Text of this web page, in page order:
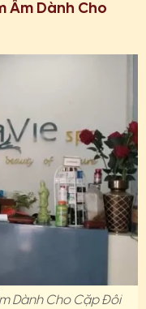
Ấm Dành Cho
Dành Cho Cặp Đôi